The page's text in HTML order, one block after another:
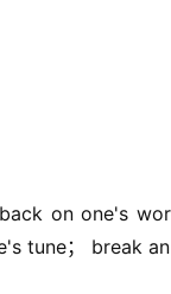
on one's
tune； break an